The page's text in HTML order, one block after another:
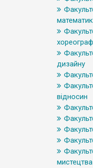
дизайну
відносин
мистецтва